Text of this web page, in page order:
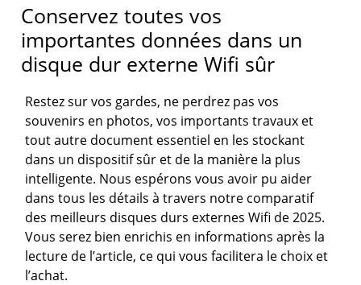
Conservez toutes vos
importantes données dans un
disque dur externe Wifi sûr
Restez sur vos gardes, ne perdrez pas vos
souvenirs en photos, vos importants travaux et
tout autre document essentiel en les stockant
dans un dispositif sûr et de la manière la plus
intelligente. Nous espérons vous avoir pu aider
dans tous les détails à travers notre comparatif
des meilleurs disques durs externes Wifi de 2025.
Vous serez bien enrichis en informations après la
lecture de l’article, ce qui vous facilitera le choix et
l’achat.